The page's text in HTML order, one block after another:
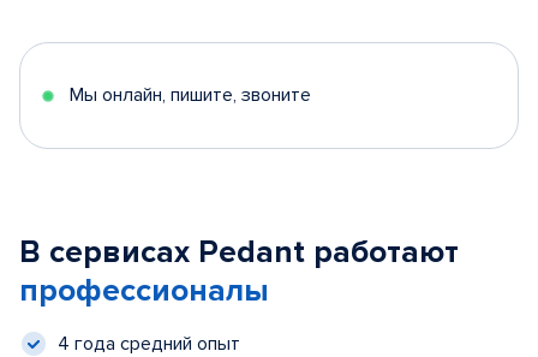
Мы онлайн, пишите, звоните
В сервисах Pedant работают
профессионалы
4 года средний опыт